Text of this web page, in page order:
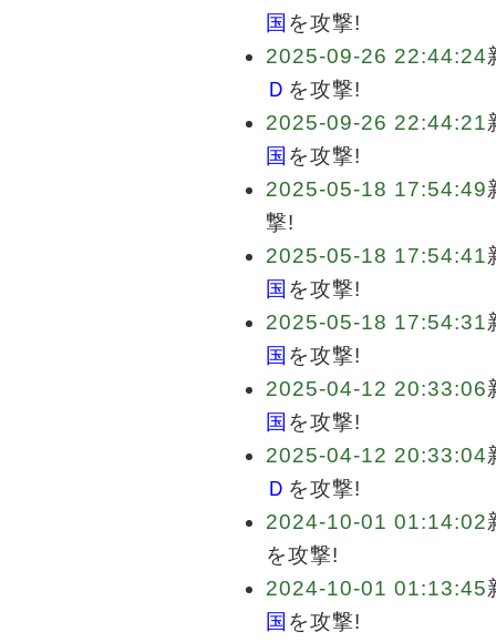
国 を攻撃!
2025-09-26 22:44:24
Ｄ を攻撃!
2025-09-26 22:44:21
国 を攻撃!
2025-05-18 17:54:49
撃!
2025-05-18 17:54:41
国 を攻撃!
2025-05-18 17:54:31
国 を攻撃!
2025-04-12 20:33:06
国 を攻撃!
2025-04-12 20:33:04
Ｄ を攻撃!
2024-10-01 01:14:02
を攻撃!
2024-10-01 01:13:45
国 を攻撃!